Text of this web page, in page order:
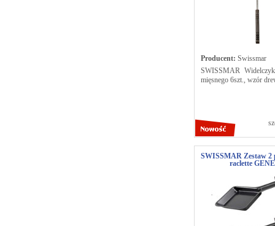
Producent: Swissmar
SWISSMAR
mięsnego 6szt., wzór
SWISSMAR Zestaw 2
raclette